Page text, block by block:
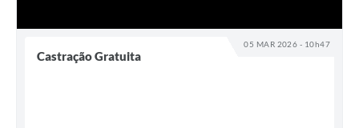
05 MAR 2026 - 10h47
Castração Gratuita